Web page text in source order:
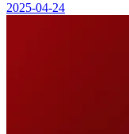
2025-04-24